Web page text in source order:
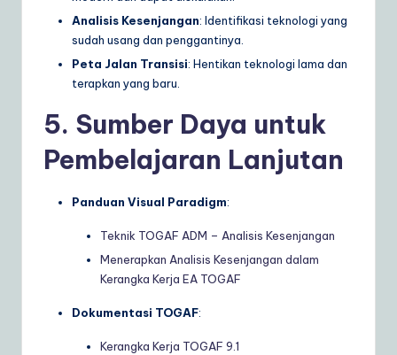
Analisis Kesenjangan: Identifikasi teknologi yang
sudah usang dan penggantinya.
Peta Jalan Transisi: Hentikan teknologi lama dan
terapkan yang baru.
5. Sumber Daya untuk
Pembelajaran Lanjutan
Panduan Visual Paradigm:
Teknik TOGAF ADM – Analisis Kesenjangan
Menerapkan Analisis Kesenjangan dalam
Kerangka Kerja EA TOGAF
Dokumentasi TOGAF:
Kerangka Kerja TOGAF 9.1